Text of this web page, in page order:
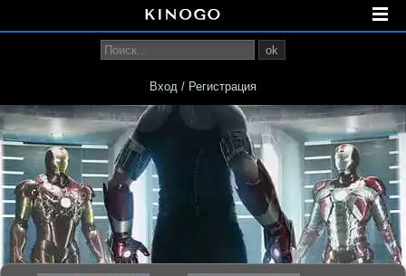
ok
Вход / Регистрация